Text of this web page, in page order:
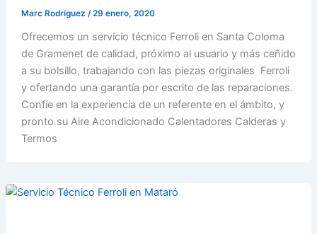
Marc Rodríguez /29 enero, 2020
Ofrecemos un servicio técnico Ferroli en Santa Coloma
de Gramenet de calidad, próximo al usuario y más ceñido
a su bolsillo, trabajando con las piezas originales Ferroli
y ofertando una garantía por escrito de las reparaciones.
Confíe en la experiencia de un referente en el ámbito, y
pronto su Aire Acondicionado Calentadores Calderas y
Termos